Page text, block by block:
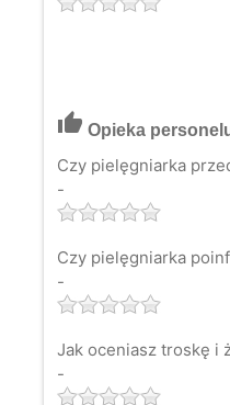
thumb_up Opieka
Czy pielęgniarka
-
Czy pielęgniarka
-
Jak oceniasz troskę i
-